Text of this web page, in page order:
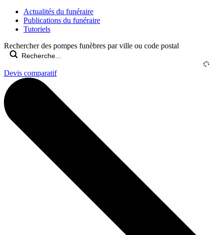
Actualités du funéraire
Publications du funéraire
Tutoriels
Rechercher des pompes funèbres par ville ou code postal
Devis comparatif